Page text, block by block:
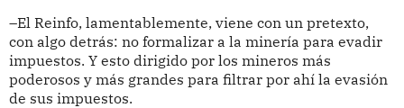
–El Reinfo, lamentablemente, viene con un pretexto,
con algo detrás: no formalizar a la minería para evadir
impuestos. Y esto dirigido por los mineros más
poderosos y más grandes para filtrar por ahí la evasión
de sus impuestos.